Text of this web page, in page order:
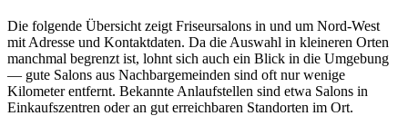
Die folgende Übersicht zeigt Friseursalons in und um Nord-West
mit Adresse und Kontaktdaten. Da die Auswahl in kleineren Orten
manchmal begrenzt ist, lohnt sich auch ein Blick in die Umgebung
— gute Salons aus Nachbargemeinden sind oft nur wenige
Kilometer entfernt. Bekannte Anlaufstellen sind etwa Salons in
Einkaufszentren oder an gut erreichbaren Standorten im Ort.